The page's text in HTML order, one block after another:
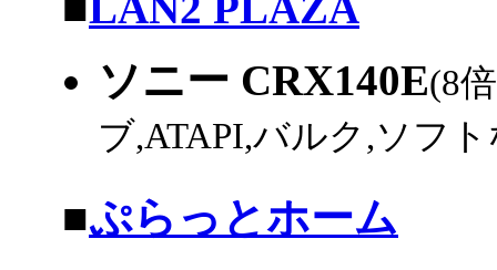
ソニー CRX140E(8
ブ,ATAPI,バルク,ソフ
■ぷらっとホーム